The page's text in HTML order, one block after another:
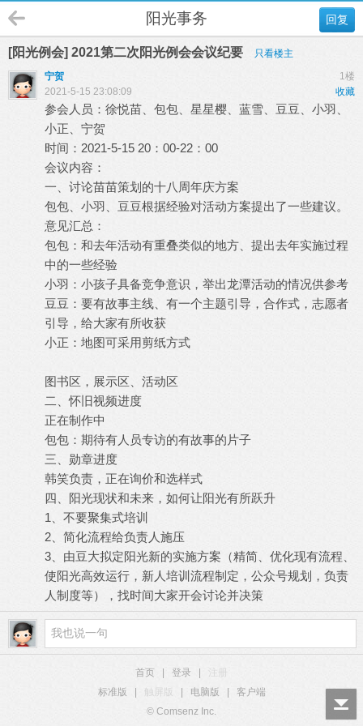
回复
阳光事务
[阳光例会] 2021第二次阳光例会会议纪要
只看楼主
1楼
宁贺
收藏
2021-5-15 23:08:09
参会人员：徐悦苗、包包、星星樱、蓝雪、豆豆、小羽、
小正、宁贺
时间：2021-5-15 20：00-22：00
会议内容：
一、讨论苗苗策划的十八周年庆方案
包包、小羽、豆豆根据经验对活动方案提出了一些建议。
意见汇总：
包包：和去年活动有重叠类似的地方、提出去年实施过程
中的一些经验
小羽：小孩子具备竞争意识，举出龙潭活动的情况供参考
豆豆：要有故事主线、有一个主题引导，合作式，志愿者
引导，给大家有所收获
小正：地图可采用剪纸方式
图书区，展示区、活动区
二、怀旧视频进度
正在制作中
包包：期待有人员专访的有故事的片子
三、勋章进度
韩笑负责，正在询价和选样式
四、阳光现状和未来，如何让阳光有所跃升
1、不要聚集式培训
2、简化流程给负责人施压
3、由豆大拟定阳光新的实施方案（精简、优化现有流程、
使阳光高效运行，新人培训流程制定，公众号规划，负责
人制度等），找时间大家开会讨论并决策
首页 登录
注册
标准版
触屏版 电脑版
客户端
© Comsenz Inc.